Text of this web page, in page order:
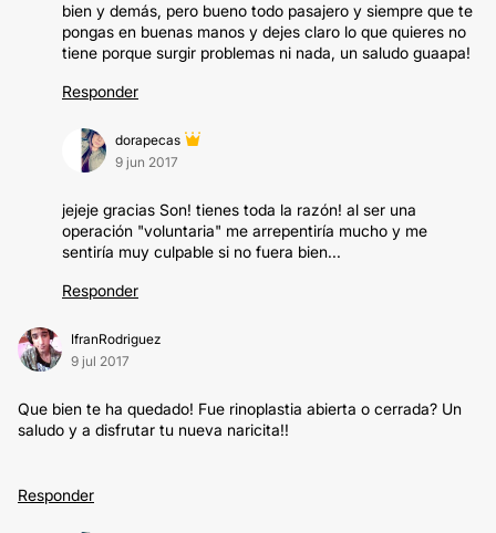
bien y demás, pero bueno todo pasajero y siempre que te
pongas en buenas manos y dejes claro lo que quieres no
tiene porque surgir problemas ni nada, un saludo guaapa!
Responder
dorapecas
9 jun 2017
jejeje gracias Son! tienes toda la razón! al ser una
operación "voluntaria" me arrepentiría mucho y me
sentiría muy culpable si no fuera bien...
Responder
IfranRodriguez
9 jul 2017
Que bien te ha quedado! Fue rinoplastia abierta o cerrada? Un
saludo y a disfrutar tu nueva naricita!!
Responder